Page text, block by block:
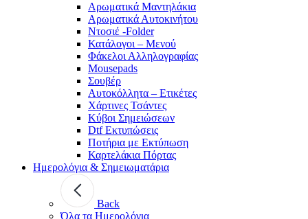
Αρωματικά Μαντηλάκια
Αρωματικά Αυτοκινήτου
Ντοσιέ -Folder
Κατάλογοι – Μενού
Φάκελοι Αλληλογραφίας
Mousepads
Σουβέρ
Αυτοκόλλητα – Ετικέτες
Χάρτινες Τσάντες
Κύβοι Σημειώσεων
Dtf Εκτυπώσεις
Ποτήρια με Εκτύπωση
Καρτελάκια Πόρτας
Ημερολόγια & Σημειωματάρια
Back
Όλα τα Ημερολόγια